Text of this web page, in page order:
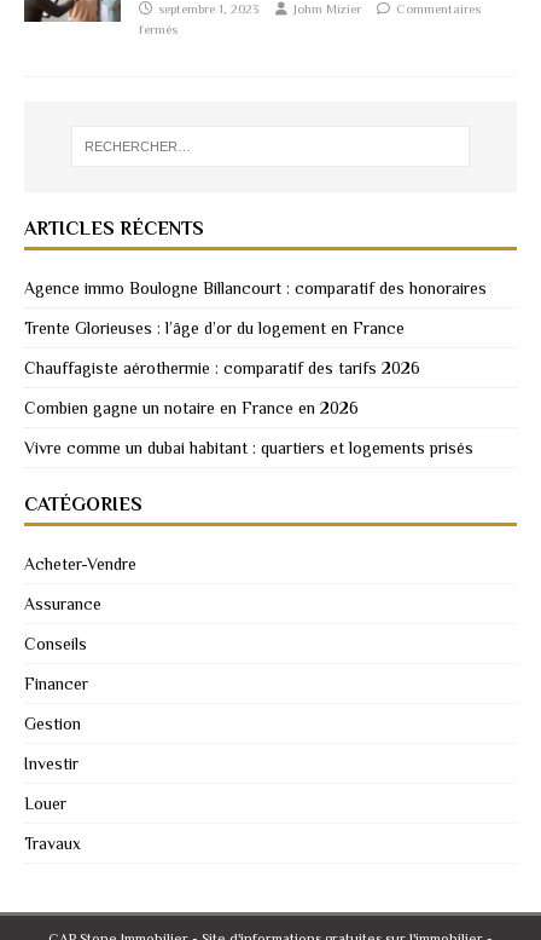
septembre 1, 2023 Johm Mizier
Commentaires
fermés
ARTICLES RÉCENTS
Agence immo Boulogne Billancourt : comparatif des honoraires
Trente Glorieuses : l’âge d’or du logement en France
Chauffagiste aérothermie : comparatif des tarifs 2026
Combien gagne un notaire en France en 2026
Vivre comme un dubai habitant : quartiers et logements prisés
CATÉGORIES
Acheter-Vendre
Assurance
Conseils
Financer
Gestion
Investir
Louer
Travaux